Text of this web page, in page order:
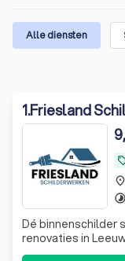
uitstraling nastreeft.
schilders in
plafonds, kozijnen
de puntjes af te
Schilder in
jouw project
Wat is een
veelzijdigheid
Waarom een
Leeuwarden
Alle diensten
1.Friesland
Dé binnenschilder
renovaties in
renovlies en
place
timelapse